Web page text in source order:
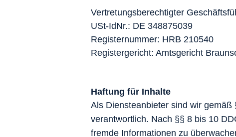
Vertretungsberechtigter
USt-IdNr.: DE 348875039
Registernummer: HRB 210540
Registergericht: Amtsgericht
Haftung für Inhalte
Als Diensteanbieter sind wir
verantwortlich. Nach §§ 8 bis 10
fremde Informationen zu